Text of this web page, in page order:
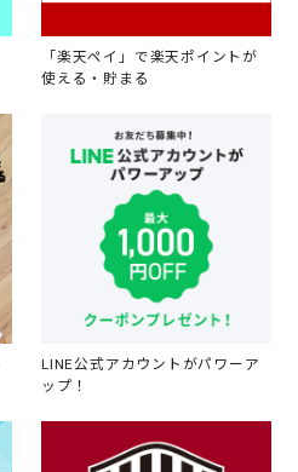
「楽天ペイ」で楽天ポイントが
使える・貯まる
LINE公式アカウントがパワーア
ップ！